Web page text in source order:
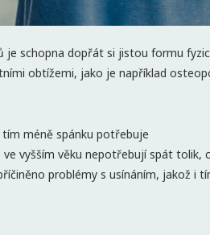
je schopna dopřát si jistou formu
obtížemi, jako je například
méně spánku potřebuje
vyšším věku nepotřebují spát tolik,
problémy s usínáním, jakož i